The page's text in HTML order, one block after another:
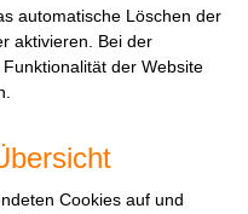
automatische Löschen der
aktivieren. Bei der
der Website
Cookies auf und